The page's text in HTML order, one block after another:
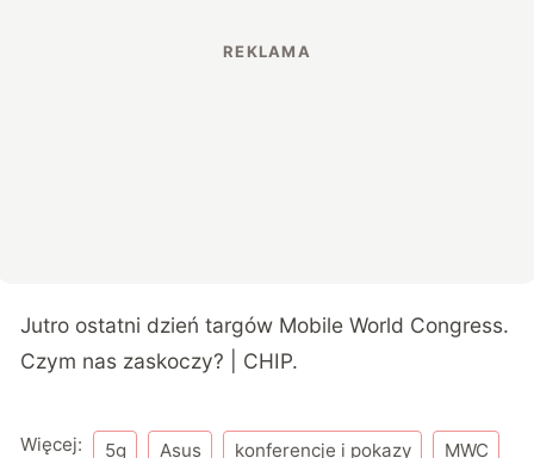
Jutro ostatni dzień targów Mobile World Congress.
Czym nas zaskoczy? | CHIP.
Więcej: 5g Asus konferencje i pokazy MWC